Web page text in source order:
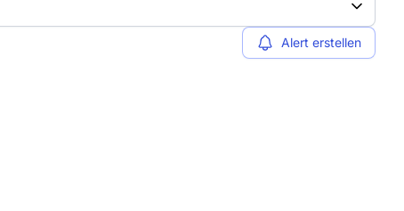
Alert erstellen